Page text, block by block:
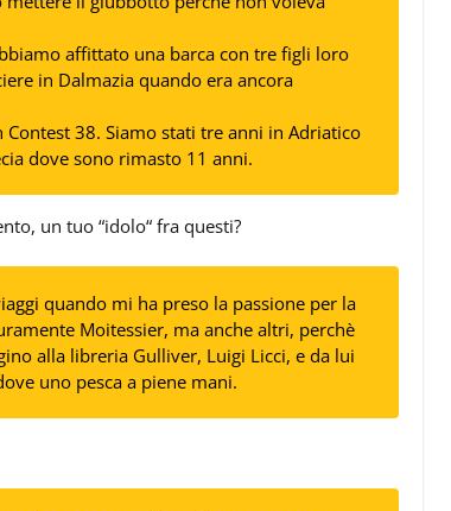
affittato una barca con tre figli loro
in Dalmazia quando era ancora
38. Siamo stati tre anni in Adriatico
dove sono rimasto 11 anni.
un tuo “idolo“ fra questi?
quando mi ha preso la passione per la
Moitessier, ma anche altri, perchè
alla libreria Gulliver, Luigi Licci, e da lui
uno pesca a piene mani.